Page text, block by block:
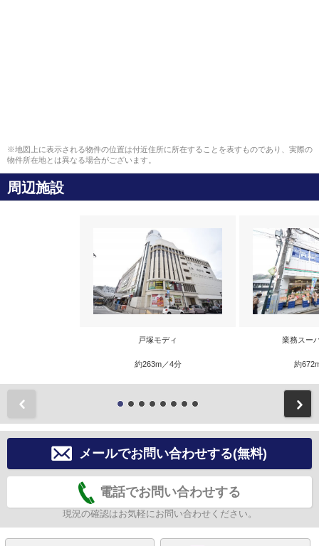
※地図上に表示される物件の位置は付近住所に所在することを表すものであり、実際の
物件所在地とは異なる場合がございます。
周辺施設
戸塚モディ
約263m／4分
業務スー
約
メールでお問い合わせする(無料)
電話でお問い合わせする
現況の確認はお気軽にお問い合わせください。